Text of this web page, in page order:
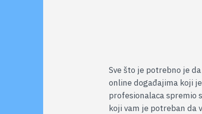
Sve što je potrebno je
online događajima koji
profesionalaca spremio
koji vam je potreban da